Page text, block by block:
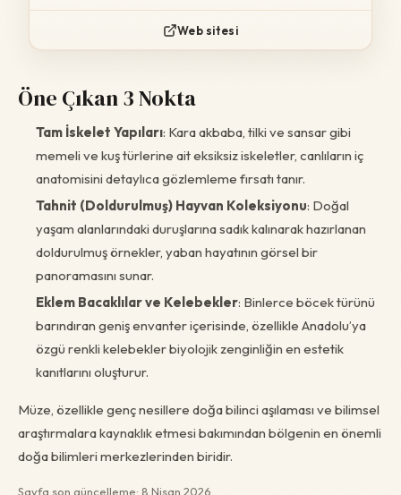
Web sitesi
Öne Çıkan 3 Nokta
Tam İskelet Yapıları: Kara akbaba, tilki ve sansar gibi
memeli ve kuş türlerine ait eksiksiz iskeletler, canlıların iç
anatomisini detaylıca gözlemleme fırsatı tanır.
Tahnit (Doldurulmuş) Hayvan Koleksiyonu: Doğal
yaşam alanlarındaki duruşlarına sadık kalınarak hazırlanan
doldurulmuş örnekler, yaban hayatının görsel bir
panoramasını sunar.
Eklem Bacaklılar ve Kelebekler: Binlerce böcek türünü
barındıran geniş envanter içerisinde, özellikle Anadolu’ya
özgü renkli kelebekler biyolojik zenginliğin en estetik
kanıtlarını oluşturur.
Müze, özellikle genç nesillere doğa bilinci aşılaması ve bilimsel
araştırmalara kaynaklık etmesi bakımından bölgenin en önemli
doğa bilimleri merkezlerinden biridir.
Sayfa son güncelleme: 8 Nisan 2026